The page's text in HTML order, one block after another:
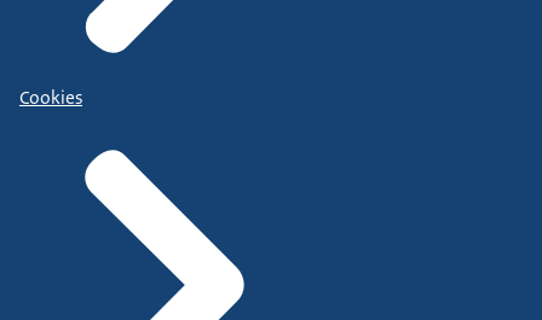
Cookies